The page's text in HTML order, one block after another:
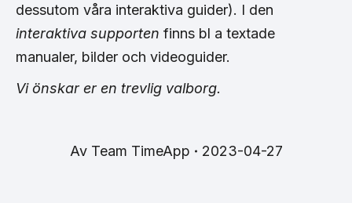
dessutom våra interaktiva guider). I den
interaktiva supporten finns bl a textade
manualer, bilder och videoguider.
Vi önskar er en trevlig valborg.
Av Team TimeApp 2023-04-27